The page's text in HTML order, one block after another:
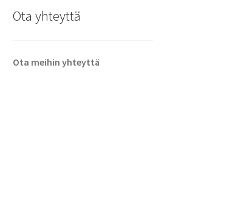
Ota yhteyttä
Ota meihin yhteyttä